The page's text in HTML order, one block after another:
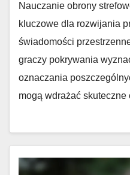
Nauczanie obrony
kluczowe dla rozwijania
świadomości
graczy pokrywania
oznaczania
mogą wdrażać